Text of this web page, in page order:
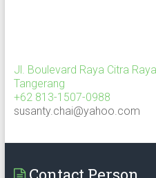
Jl. Boulevard Raya Citra
Tangerang
+62 813-1507-0988
susanty.chai@yahoo.com